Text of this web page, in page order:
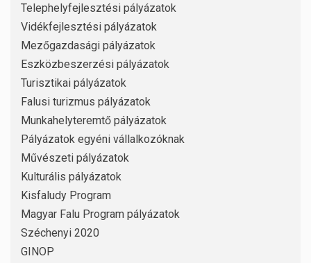
Telephelyfejlesztési pályázatok
Vidékfejlesztési pályázatok
Mezőgazdasági pályázatok
Eszközbeszerzési pályázatok
Turisztikai pályázatok
Falusi turizmus pályázatok
Munkahelyteremtő pályázatok
Pályázatok egyéni vállalkozóknak
Művészeti pályázatok
Kulturális pályázatok
Kisfaludy Program
Magyar Falu Program pályázatok
Széchenyi 2020
GINOP